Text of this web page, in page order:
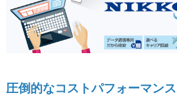
圧倒的なコストパフォーマン